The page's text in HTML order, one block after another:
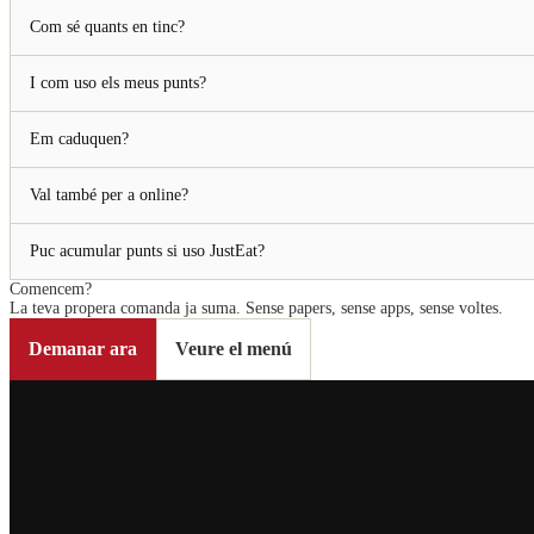
Com sé quants en tinc?
I com uso els meus punts?
Em caduquen?
Val també per a online?
Puc acumular punts si uso JustEat?
Comencem?
La teva propera comanda ja suma. Sense papers, sense apps, sense voltes.
Demanar ara Veure el menú